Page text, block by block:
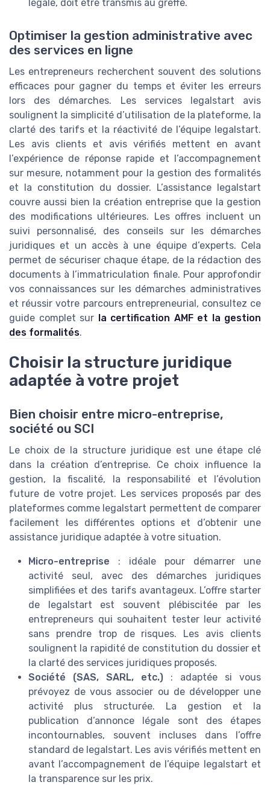
légale, doit être transmis au greffe.
Optimiser la gestion administrative avec
des services en ligne
Les entrepreneurs recherchent souvent des solutions
efficaces pour gagner du temps et éviter les erreurs
lors des démarches. Les services legalstart avis
soulignent la simplicité d’utilisation de la plateforme, la
clarté des tarifs et la réactivité de l’équipe legalstart.
Les avis clients et avis vérifiés mettent en avant
l’expérience de réponse rapide et l’accompagnement
sur mesure, notamment pour la gestion des formalités
et la constitution du dossier. L’assistance legalstart
couvre aussi bien la création entreprise que la gestion
des modifications ultérieures. Les offres incluent un
suivi personnalisé, des conseils sur les démarches
juridiques et un accès à une équipe d’experts. Cela
permet de sécuriser chaque étape, de la rédaction des
documents à l’immatriculation finale. Pour approfondir
vos connaissances sur les démarches administratives
et réussir votre parcours entrepreneurial, consultez ce
guide complet sur la certification AMF et la gestion
des formalités.
Choisir la structure juridique
adaptée à votre projet
Bien choisir entre micro-entreprise,
société ou SCI
Le choix de la structure juridique est une étape clé
dans la création d’entreprise. Ce choix influence la
gestion, la fiscalité, la responsabilité et l’évolution
future de votre projet. Les services proposés par des
plateformes comme legalstart permettent de comparer
facilement les différentes options et d’obtenir une
assistance juridique adaptée à votre situation.
Micro-entreprise : idéale pour démarrer une
activité seul, avec des démarches juridiques
simplifiées et des tarifs avantageux. L’offre starter
de legalstart est souvent plébiscitée par les
entrepreneurs qui souhaitent tester leur activité
sans prendre trop de risques. Les avis clients
soulignent la rapidité de constitution du dossier et
la clarté des services juridiques proposés.
Société (SAS, SARL, etc.) : adaptée si vous
prévoyez de vous associer ou de développer une
activité plus structurée. La gestion et la
publication d’annonce légale sont des étapes
incontournables, souvent incluses dans l’offre
standard de legalstart. Les avis vérifiés mettent en
avant l’accompagnement de l’équipe legalstart et
la transparence sur les prix.